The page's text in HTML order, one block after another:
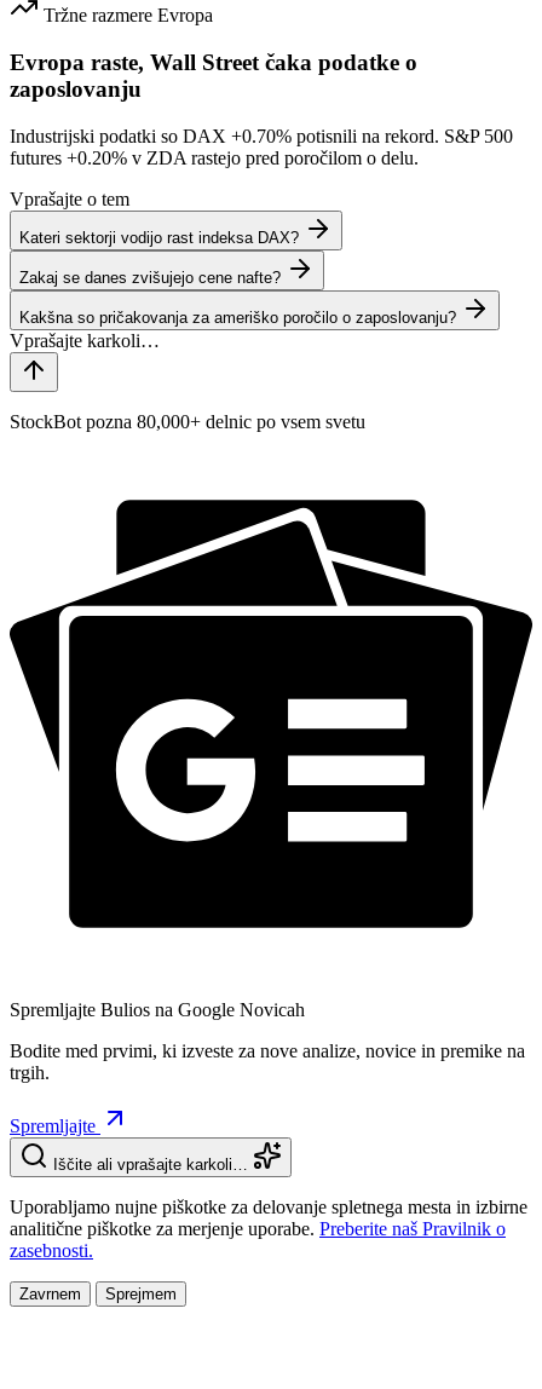
Tržne razmere Evropa
Evropa raste, Wall Street čaka podatke o
zaposlovanju
Industrijski podatki so DAX +0.70% potisnili na rekord. S&P 500
futures +0.20% v ZDA rastejo pred poročilom o delu.
Vprašajte o tem
Kateri sektorji vodijo rast indeksa DAX?
Zakaj se danes zvišujejo cene nafte?
Kakšna so pričakovanja za ameriško poročilo o zaposlovanju?
StockBot pozna 80,000+ delnic po vsem svetu
Spremljajte Bulios na Google Novicah
Bodite med prvimi, ki izveste za nove analize, novice in premike na
trgih.
Spremljajte
Iščite ali vprašajte karkoli…
Uporabljamo nujne piškotke za delovanje spletnega mesta in izbirne
analitične piškotke za merjenje uporabe. Preberite naš Pravilnik o
zasebnosti.
Zavrnem Sprejmem